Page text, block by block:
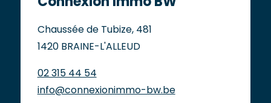
Connexion Immo BW
Chaussée de Tubize, 481
1420 BRAINE-L'ALLEUD
02 315 44 54
info@connexionimmo-bw.be